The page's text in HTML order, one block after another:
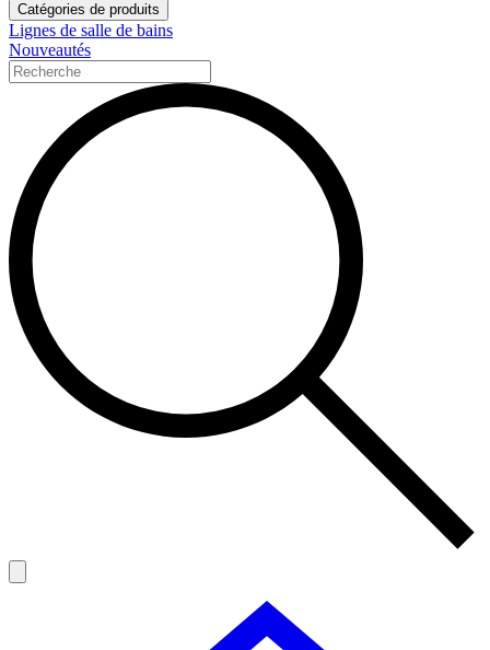
Catégories de produits
Lignes de salle de bains
Nouveautés